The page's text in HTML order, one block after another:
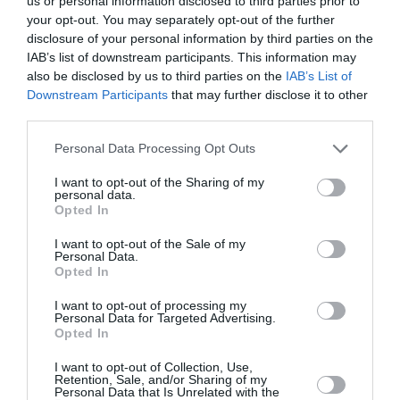
your opt-out. You may separately opt-out of the further
disclosure of your personal information by third parties on the
IAB’s list of downstream participants. This information may
also be disclosed by us to third parties on the IAB’s List of
Downstream Participants that may further disclose it to other
Personal Data Processing Opt Outs
I want to opt-out of the Sharing of my
personal data.
Opted In
I want to opt-out of the Sale of my
Personal Data.
Opted In
I want to opt-out of processing my
Personal Data for Targeted Advertising.
Opted In
I want to opt-out of Collection, Use,
Retention, Sale, and/or Sharing of my
Personal Data that Is Unrelated with the
când şi cum vor avea loc alegerile. Nu cred că mai e
timp pentru ca ele să se desfăşoare în luna mai,
împreună cu celelelalte scrutinuri. Poate vor avea loc
în iunie, împreună cu referendumul, dacă nu în luna
noimebrie sau cel târziu la începutul anului viitor.”
“Da, am decis că îmi voi depune candidatura şi la
cu ceilalţi colegi care şi-au dat demisia, în vederea
creării unei coaliţii puternice care să ofere o
alternativă la fosta administraţie.”